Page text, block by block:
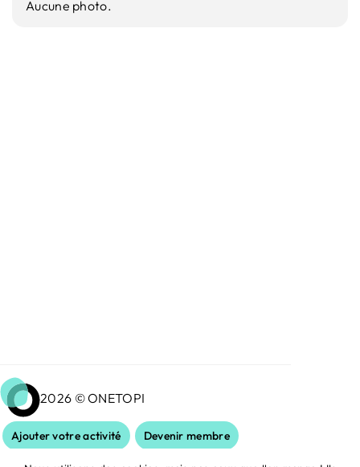
Aucune photo.
2026 © ONETOPI
Ajouter votre activité Devenir membre